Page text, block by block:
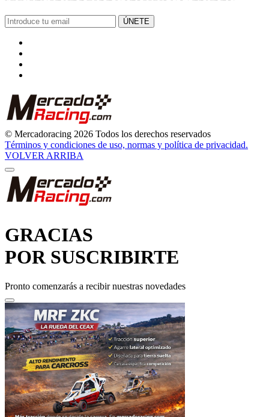
© Mercadoracing 2026 Todos los derechos reservados
Términos y condiciones de uso, normas y política de privacidad.
VOLVER ARRIBA
POR SUSCRIBIRTE